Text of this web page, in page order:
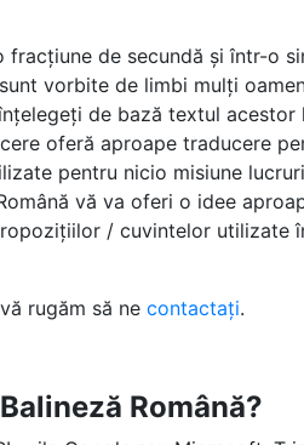
fracțiune de secundă și într-o
sunt vorbite de limbi mulți
de bază textul
oferă aproape traducere
pentru nicio misiune
vă va oferi o idee
/ cuvintelor utilizate
rugăm să necontactați.
Română?